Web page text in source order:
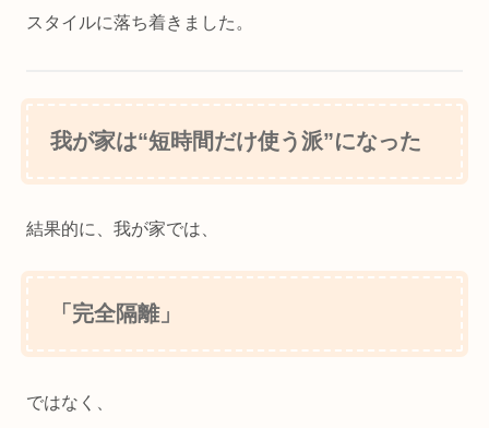
スタイルに落ち着きました。
我が家は“短時間だけ使う派”になった
結果的に、我が家では、
「完全隔離」
ではなく、